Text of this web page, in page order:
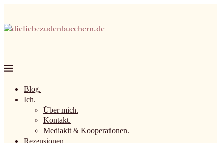
Blog.
Ich.
Über mich.
Kontakt.
Mediakit & Kooperationen.
Rezensionen